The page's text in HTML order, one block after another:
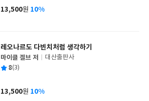
사
가
13,500원 10%
레오나르도 다빈치처럼 생각하기
글
쓴
마이클 겔브 저
출
사
대산출판사
평 8(3)
가
13,500원 10%